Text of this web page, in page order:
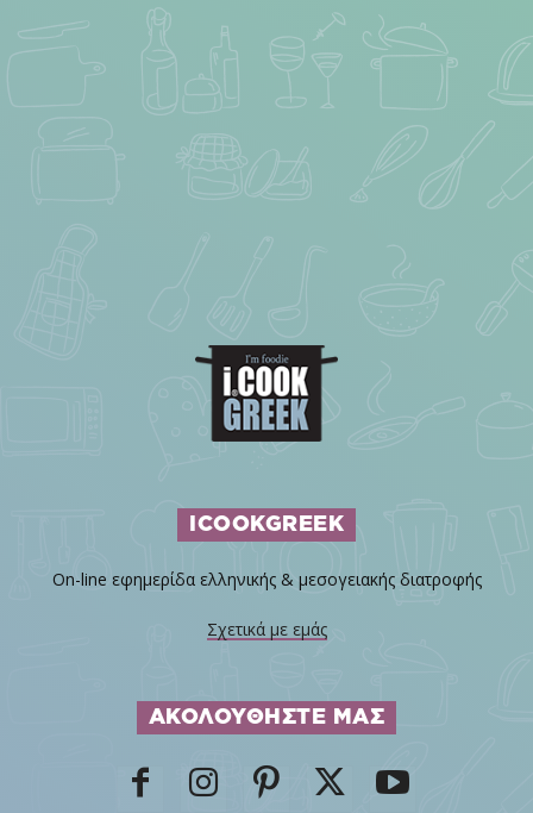
ICOOKGREEK
On-line εφημερίδα ελληνικής & μεσογειακής διατροφής
Σχετικά με εμάς
ΑΚΟΛΟΥΘΗΣΤΕ ΜΑΣ